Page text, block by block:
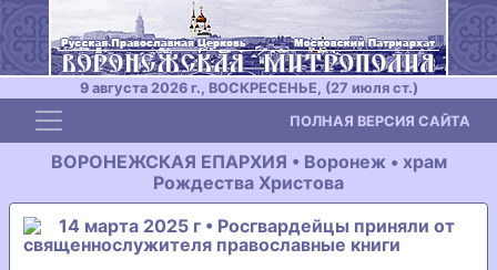
9 августа 2026 г., ВОСКРЕСЕНЬЕ, (27 июля ст.)
Toggle navigation ПОЛНАЯ ВЕРСИЯ САЙТА
ВОРОНЕЖСКАЯ ЕПАРХИЯ • Воронеж • храм
Рождества Христова
14 марта 2025 г • Росгвардейцы приняли от
священнослужителя православные книги